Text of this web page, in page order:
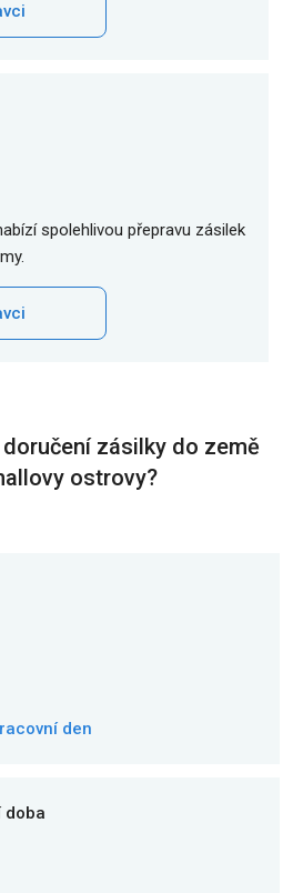
spolehlivou přepravu zásilek
zásilky do země
ostrovy?
den
doba